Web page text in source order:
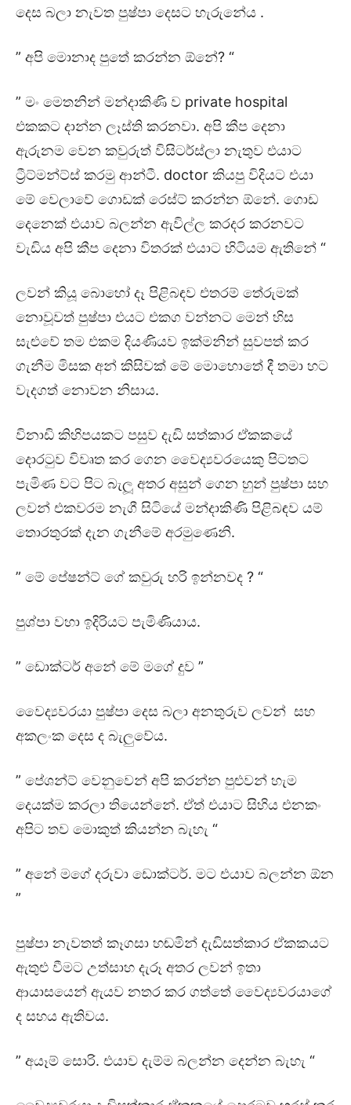
දෙස බලා නැවත පුෂ්පා දෙසට හැරුනේය .
” අපි මොනාද පුතේ කරන්න ඕනේ? “
” මං මෙතනින් මන්දාකිණි ව private hospital
එකකට දාන්න ලෑස්ති කරනවා. අපි කීප දෙනා
ඇරුනම වෙන කවුරුත් විසිටර්ස්ලා නැතුව එයාට
ට්‍රීට්මන්ට්ස් කරමු ආන්ටී. doctor කියපු විදියට එයා
මේ වෙලාවේ ගොඩක් රෙස්ට් කරන්න ඕනේ. ගොඩ
දෙනෙක් එයාව බලන්න ඇවිල්ල කරදර කරනවට
වැඩිය අපි කීප දෙනා විතරක් එයාට හිටියම ඇතිනේ “
ලවන් කියූ බොහෝ දෑ පිළිබඳව එතරම් තේරුමක්
නොවූවත් පුෂ්පා එයට එකග වන්නට මෙන් හිස
සැළුවේ තම එකම දියණියව ඉක්මනින් සුවපත් කර
ගැනීම මිසක අන් කිසිවක් මේ මොහොතේ දී තමා හට
වැදගත් නොවන නිසාය.
විනාඩි කිහිපයකට පසුව දැඩි සත්කාර ඒකකයේ
දොරටුව විවෘත කර ගෙන වෛද්‍යවරයෙකු පිටතට
පැමිණ වට පිට බැලූ අතර අසුන් ගෙන හුන් පුෂ්පා සහ
ලවන් එකවරම නැගී සිටියේ මන්දාකිණි පිළිබඳව යම්
තොරතුරක් දැන ගැනීමේ අරමුණෙනි.
” මේ පේෂන්ට් ගේ කවුරු හරි ඉන්නවද ? “
පුශ්පා වහා ඉදිරියට පැමිණියාය.
” ඩොක්ටර් අනේ මේ මගේ දුව ”
වෛද්‍යවරයා පුෂ්පා දෙස බලා අනතුරුව ලවන් සහ
අකලංක දෙස ද බැලුවේය.
” පේශන්ට් වෙනුවෙන් අපි කරන්න පුළුවන් හැම
දෙයක්ම කරලා තියෙන්නේ. ඒත් එයාට සිහිය එනකං
අපිට තව මොකුත් කියන්න බැහැ “
” අනේ මගේ දරුවා ඩොක්ටර්. මට එයාව බලන්න ඕන
”
පුෂ්පා නැවතත් කෑගසා හඬමින් දැඩිසත්කාර ඒකකයට
ඇතුළු වීමට උත්සාහ දැරූ අතර ලවන් ඉතා
ආයාසයෙන් ඇයව නතර කර ගත්තේ වෛද්‍යවරයාගේ
ද සහය ඇතිවය.
” අයෑම් සොරි. එයාව දැම්ම බලන්න දෙන්න බැහැ “